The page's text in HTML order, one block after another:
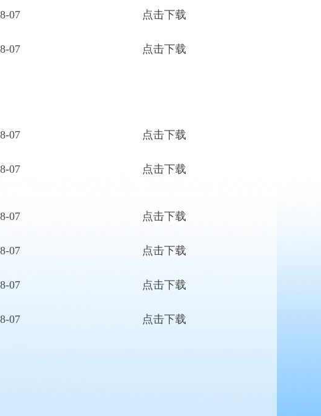
07 点击下载
07 点击下载
07 点击下载
07 点击下载
07 点击下载
07 点击下载
07 点击下载
07 点击下载